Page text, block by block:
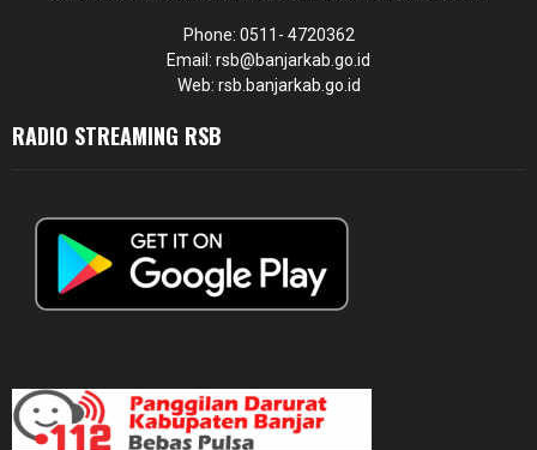
Phone: 0511- 4720362
Email: rsb@banjarkab.go.id
Web: rsb.banjarkab.go.id
RADIO STREAMING RSB